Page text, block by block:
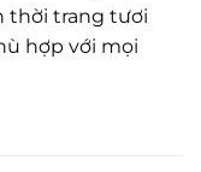
thời trang tươi
hợp với mọi